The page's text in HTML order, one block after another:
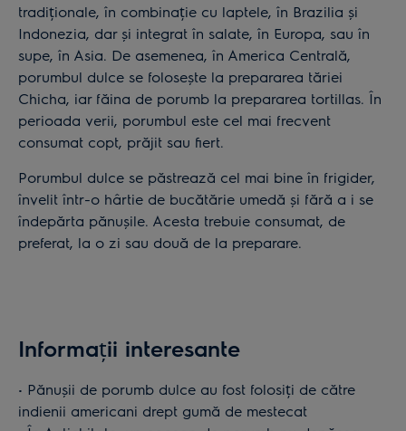
tradiționale, în combinație cu laptele, în Brazilia și
Indonezia, dar și integrat în salate, în Europa, sau în
supe, în Asia. De asemenea, în America Centrală,
porumbul dulce se folosește la prepararea tăriei
Chicha, iar făina de porumb la prepararea tortillas. În
perioada verii, porumbul este cel mai frecvent
consumat copt, prăjit sau fiert.
Porumbul dulce se păstrează cel mai bine în frigider,
învelit într-o hârtie de bucătărie umedă și fără a i se
îndepărta pănușile. Acesta trebuie consumat, de
preferat, la o zi sau două de la preparare.
Informații interesante
• Pănușii de porumb dulce au fost folosiți de către
indienii americani drept gumă de mestecat